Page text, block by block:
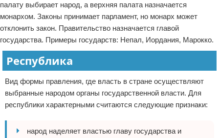
палату выбирает народ, а верхняя палата назначается
монархом. Законы принимает парламент, но монарх может
отклонить закон. Правительство назначается главой
государства. Примеры государств: Непал, Иордания, Марокко.
Республика
Вид формы правления, где власть в стране осуществляют
выбранные народом органы государственной власти. Для
республики характерными считаются следующие признаки:
народ наделяет властью главу государства и